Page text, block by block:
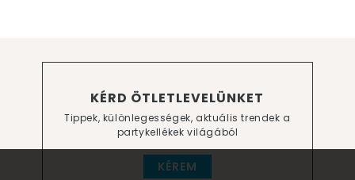
KÉRD ÖTLETLEVELÜNKET
Tippek, különlegességek, aktuális trendek a
partykellékek világából
KÉREM